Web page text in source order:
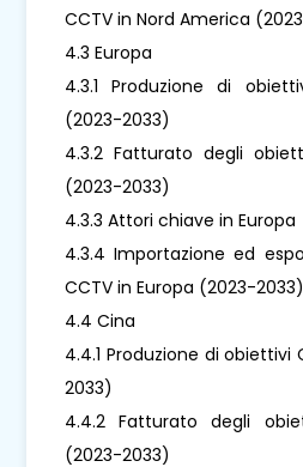
CCTV in Nord America
4.3 Europa
4.3.1 Produzione di
(2023-2033)
4.3.2 Fatturato degli
(2023-2033)
4.3.3 Attori chiave in Europa
4.3.4 Importazione ed
CCTV in Europa (2023-2033)
4.4 Cina
4.4.1 Produzione di obiettivi
2033)
4.4.2 Fatturato degli
(2023-2033)